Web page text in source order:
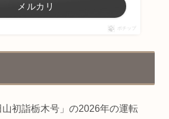
メルカリ
ポチップ
初詣栃木号」の2026年の運転